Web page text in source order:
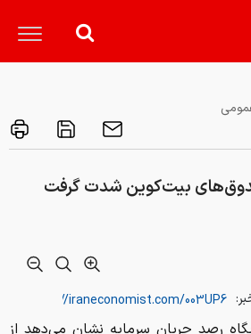
بیت‌کوین شدت گرفت
رصد جریان سرمایه نشان می‌دهد از